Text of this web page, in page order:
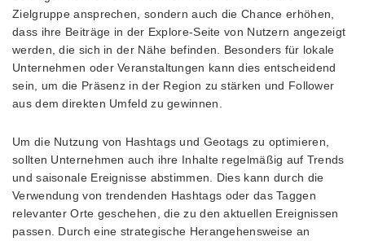
Zielgruppe ansprechen, sondern auch die Chance erhöhen,
dass ihre Beiträge in der Explore-Seite von Nutzern angezeigt
werden, die sich in der Nähe befinden. Besonders für lokale
Unternehmen oder Veranstaltungen kann dies entscheidend
sein, um die Präsenz in der Region zu stärken und Follower
aus dem direkten Umfeld zu gewinnen.
Um die Nutzung von Hashtags und Geotags zu optimieren,
sollten Unternehmen auch ihre Inhalte regelmäßig auf Trends
und saisonale Ereignisse abstimmen. Dies kann durch die
Verwendung von trendenden Hashtags oder das Taggen
relevanter Orte geschehen, die zu den aktuellen Ereignissen
passen. Durch eine strategische Herangehensweise an